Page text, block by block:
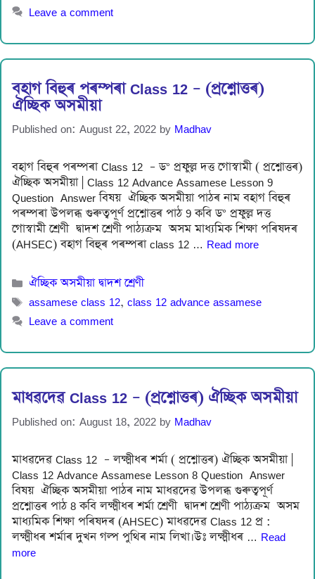
Leave a comment
বহাগ বিহুৰ পৰম্পৰা Class 12 – (প্ৰশ্নোত্তৰ)
ঐচ্ছিক অসমীয়া
Published on: August 22, 2022 by Madhav
বহাগ বিহুৰ পৰম্পৰা Class 12 – ড° প্রফুল্ল দত্ত গোস্বামী ( প্ৰশ্নোত্তৰ)
ঐচ্ছিক অসমীয়া | Class 12 Advance Assamese Lesson 9
Question Answer বিষয় ঐচ্ছিক অসমীয়া পাঠৰ নাম বহাগ বিহুৰ
পৰম্পৰা উপলব্ধ গুৰুত্বপূৰ্ণ প্ৰশ্নোত্তৰ পাঠ 9 কবি ড° প্রফুল্ল দত্ত
গোস্বামী শ্ৰেণী দ্বাদশ শ্ৰেণী পাঠ্যক্ৰম অসম মাধ্যমিক শিক্ষা পৰিষদৰ
(AHSEC) বহাগ বিহুৰ পৰম্পৰা class 12 … Read more
Categories
ঐচ্ছিক অসমীয়া দ্বাদশ শ্ৰেণী
Tags
assamese class 12, class 12 advance assamese
Leave a comment
মাধৱদেৱ Class 12 – (প্ৰশ্নোত্তৰ) ঐচ্ছিক অসমীয়া
Published on: August 18, 2022 by Madhav
মাধৱদেৱ Class 12 – লক্ষ্মীধৰ শৰ্মা ( প্ৰশ্নোত্তৰ) ঐচ্ছিক অসমীয়া |
Class 12 Advance Assamese Lesson 8 Question Answer
বিষয় ঐচ্ছিক অসমীয়া পাঠৰ নাম মাধৱদেৱ উপলব্ধ গুৰুত্বপূৰ্ণ
প্ৰশ্নোত্তৰ পাঠ 8 কবি লক্ষ্মীধৰ শৰ্মা শ্ৰেণী দ্বাদশ শ্ৰেণী পাঠ্যক্ৰম অসম
মাধ্যমিক শিক্ষা পৰিষদৰ (AHSEC) মাধৱদেৱ Class 12 প্র :
লক্ষ্মীধৰ শৰ্মাৰ দুখন গল্প পুথিৰ নাম লিখা।উঃ লক্ষ্মীধৰ … Read
more